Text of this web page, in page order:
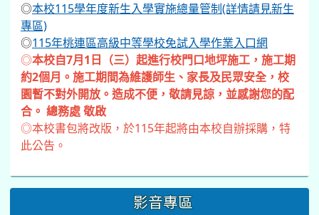
◎本校115學年度新生入學實施總量管制(詳情請見新生
專區)
◎115年桃連區高級中等學校免試入學作業入口網
◎本校自7月1日（三）起進行校門口地坪施工，施工期
約2個月。施工期間為維護師生、家長及民眾安全，校
園暫不對外開放。造成不便，敬請見諒，並感謝您的配
合。 總務處 敬啟
◎本校書包將改版，於115年起將由本校自辦採購，特
此公告。
影音專區